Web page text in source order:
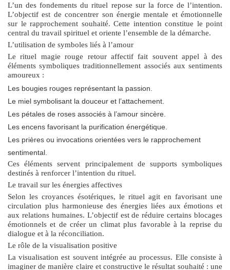
L’un des fondements du rituel repose sur la force de l’intention.
L’objectif est de concentrer son énergie mentale et émotionnelle
sur le rapprochement souhaité. Cette intention constitue le point
central du travail spirituel et oriente l’ensemble de la démarche.
L’utilisation de symboles liés à l’amour
Le rituel magie rouge retour affectif fait souvent appel à des
éléments symboliques traditionnellement associés aux sentiments
amoureux :
Les bougies rouges représentant la passion.
Le miel symbolisant la douceur et l’attachement.
Les pétales de roses associés à l’amour sincère.
Les encens favorisant la purification énergétique.
Les prières ou invocations orientées vers le rapprochement
sentimental.
Ces éléments servent principalement de supports symboliques
destinés à renforcer l’intention du rituel.
Le travail sur les énergies affectives
Selon les croyances ésotériques, le rituel agit en favorisant une
circulation plus harmonieuse des énergies liées aux émotions et
aux relations humaines. L’objectif est de réduire certains blocages
émotionnels et de créer un climat plus favorable à la reprise du
dialogue et à la réconciliation.
Le rôle de la visualisation positive
La visualisation est souvent intégrée au processus. Elle consiste à
imaginer de manière claire et constructive le résultat souhaité : une